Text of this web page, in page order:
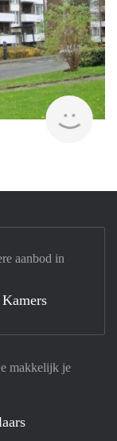
makkelijk je
aanbod in
Kamers